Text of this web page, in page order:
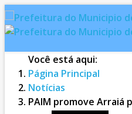
Você está aqui:
Página Principal
Notícias
PAIM promove Arraiá